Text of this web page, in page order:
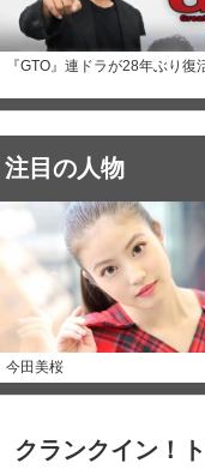
『GTO』連ドラが28年ぶり復
注目の人物
今田美桜
クランクイン！